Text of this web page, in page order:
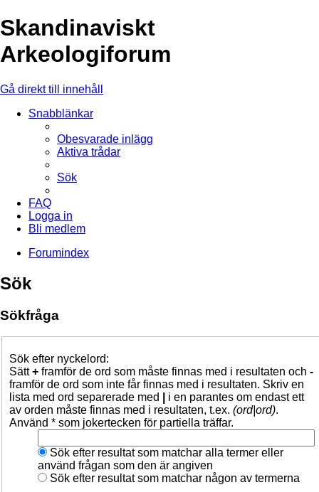
Skandinaviskt
Arkeologiforum
Gå direkt till innehåll
Snabblänkar
Obesvarade inlägg
Aktiva trådar
Sök
FAQ
Logga in
Bli medlem
Forumindex
Sök
Sökfråga
Sök efter nyckelord:
Sätt+ framför de ord som måste finnas med i resultaten och -
framför de ord som inte får finnas med i resultaten. Skriv en
lista med ord separerade med
i en parantes om endast ett
av orden måste finnas med i resultaten, t.ex. (ord|ord).
Använd * som jokertecken för partiella träffar.
Sök efter resultat som matchar alla termer eller
använd frågan som den är angiven
Sök efter resultat som matchar någon av termerna